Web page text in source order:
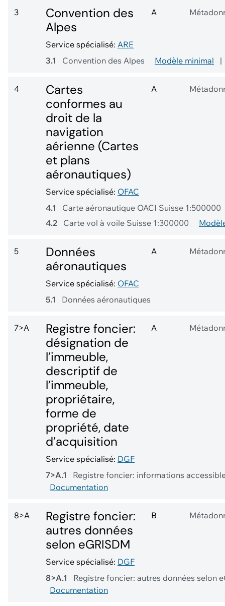
3
Convention des
Alpes
Service spécialisé: ARE
A
3.1 Convention des Alpes Modèle minimal |
4
Cartes
conformes au
droit de la
navigation
aérienne (Cartes
et plans
aéronautiques)
Service spécialisé: OFAC
A
4.1
Carte aéronautique OACI Suisse 1:500000
4.2
Carte vol à voile Suisse 1:300000
5
Données
aéronautiques
Service spécialisé: OFAC
A
5.1 Données aéronautiques
7>A
Registre foncier:
désignation de
l’immeuble,
descriptif de
l’immeuble,
propriétaire,
forme de
propriété, date
d’acquisition
Service spécialisé: DGF
A
7>A.1
Registre foncier: informations
Documentation
8>A
Registre foncier:
autres données
selon eGRISDM
Service spécialisé: DGF
B
8>A.1
Registre foncier: autres données selon
Documentation